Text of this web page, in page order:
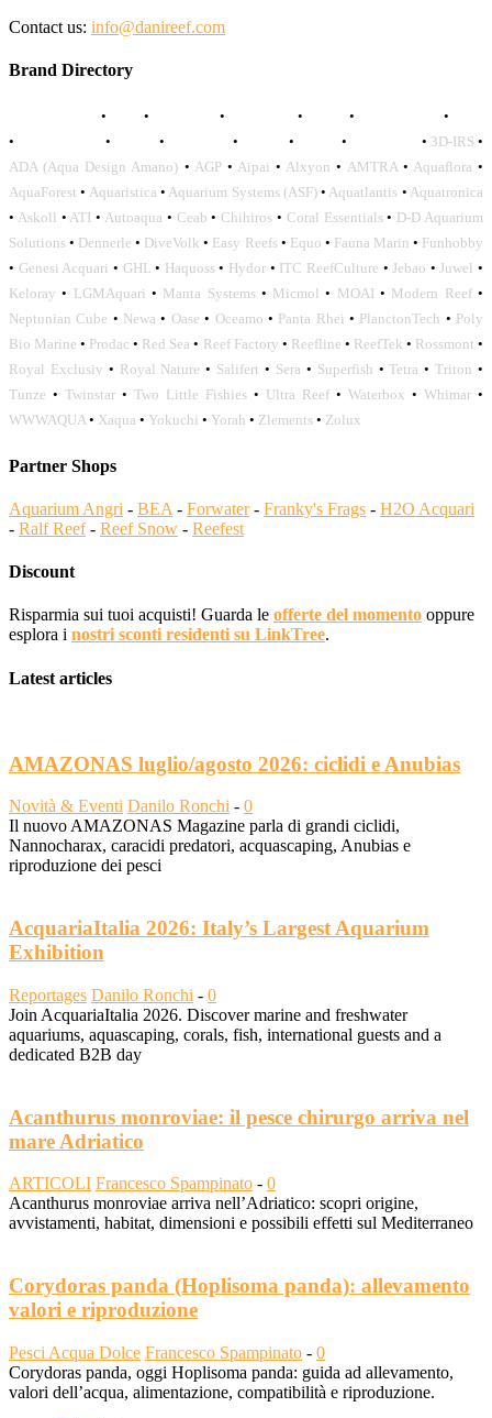
Contact us: info@danireef.com
Brand Directory
• • • • • •
•
• • • • • • 3D-IRS •
ADA (Aqua Design Amano) • AGP• Aipai • Alxyon • AMTRA• Aquaflora •
AquaForest • Aquaristica • Aquarium Systems (ASF)• Aquatlantis • Aquatronica
• Askoll • ATI • Autoaqua • Ceab • Chihiros • Coral Essentials• D-D Aquarium
Solutions • Dennerle • DiveVolk • Easy Reefs• Equo • Fauna Marin • Funhobby
• Genesi Acquari • GHL • Haquoss• Hydor • ITC ReefCulture •Jebao •Juwel •
Keloray • LGMAquari • Manta Systems• Micmol • MOAI • Modern Reef•
Neptunian Cube • Newa • Oase • Oceamo • Panta Rhei • PlanctonTech • Poly
Bio Marine • Prodac • Red Sea • Reef Factory • Reefline • ReefTek • Rossmont •
Royal Exclusiv • Royal Nature • Salifert • Sera • Superfish •Tetra •Triton •
Tunze • Twinstar • Two Little Fishies • Ultra Reef • Waterbox • Whimar •
WWWAQUA• Xaqua • Yokuchi • Yorah • Zlements • Zolux
Partner Shops
Aquarium Angri - BEA - Forwater- Franky's Frags - H2O Acquari
- Ralf Reef- Reef Snow - Reefest
Discount
Risparmia sui tuoi acquisti! Guarda le offerte del momento oppure
esplora i nostri sconti residenti su LinkTree.
Latest articles
AMAZONAS luglio/agosto 2026: ciclidi e Anubias
Novità & Eventi Danilo Ronchi - 0
Il nuovo AMAZONAS Magazine parla di grandi ciclidi,
Nannocharax, caracidi predatori, acquascaping, Anubias e
riproduzione dei pesci
AcquariaItalia 2026: Italy’s Largest Aquarium
Exhibition
Reportages Danilo Ronchi - 0
Join AcquariaItalia 2026. Discover marine and freshwater
aquariums, aquascaping, corals, fish, international guests and a
dedicated B2B day
Acanthurus monroviae: il pesce chirurgo arriva nel
mare Adriatico
ARTICOLI Francesco Spampinato - 0
Acanthurus monroviae arriva nell’Adriatico: scopri origine,
avvistamenti, habitat, dimensioni e possibili effetti sul Mediterraneo
Corydoras panda (Hoplisoma panda): allevamento
valori e riproduzione
Pesci Acqua Dolce Francesco Spampinato - 0
Corydoras panda, oggi Hoplisoma panda: guida ad allevamento,
valori dell’acqua, alimentazione, compatibilità e riproduzione.